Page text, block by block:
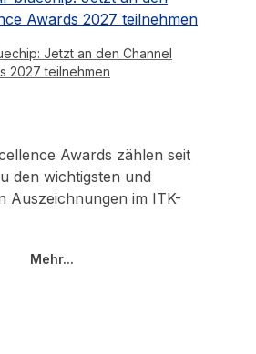
Jetzt an den Channel
2027 teilnehmen
Awards zählen seit
den wichtigsten und
Auszeichnungen im ITK-
Mehr...